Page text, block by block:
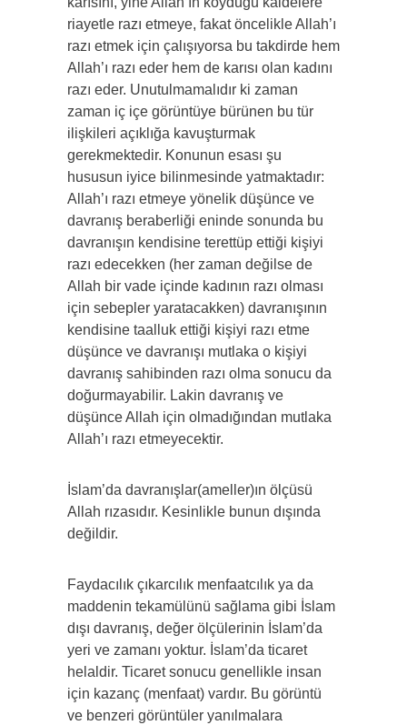
riayetle razı etmeye, fakat öncelikle Allah’ı
razı etmek için çalışıyorsa bu takdirde hem
Allah’ı razı eder hem de karısı olan kadını
razı eder. Unutulmamalıdır ki zaman
zaman iç içe görüntüye bürünen bu tür
ilişkileri açıklığa kavuşturmak
gerekmektedir. Konunun esası şu
hususun iyice bilinmesinde yatmaktadır:
Allah’ı razı etmeye yönelik düşünce ve
davranış beraberliği eninde sonunda bu
davranışın kendisine terettüp ettiği kişiyi
razı edecekken (her zaman değilse de
Allah bir vade içinde kadının razı olması
için sebepler yaratacakken) davranışının
kendisine taalluk ettiği kişiyi razı etme
düşünce ve davranışı mutlaka o kişiyi
davranış sahibinden razı olma sonucu da
doğurmayabilir. Lakin davranış ve
düşünce Allah için olmadığından mutlaka
Allah’ı razı etmeyecektir.
İslam’da davranışlar(ameller)ın ölçüsü
Allah rızasıdır. Kesinlikle bunun dışında
değildir.
Faydacılık çıkarcılık menfaatcılık ya da
maddenin tekamülünü sağlama gibi İslam
dışı davranış, değer ölçülerinin İslam’da
yeri ve zamanı yoktur. İslam’da ticaret
helaldir. Ticaret sonucu genellikle insan
için kazanç (menfaat) vardır. Bu görüntü
ve benzeri görüntüler yanılmalara